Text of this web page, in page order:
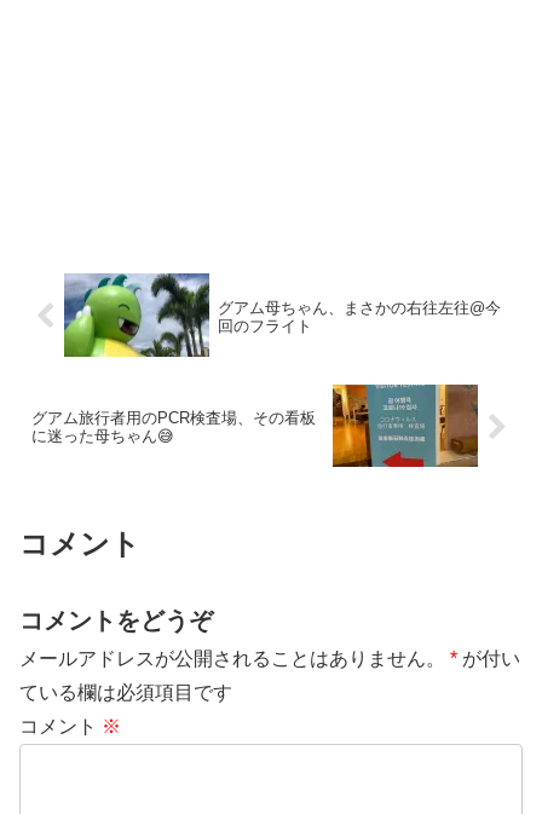
グアム母ちゃん、まさかの右往左往@今
回のフライト
グアム旅行者用のPCR検査場、その看板
に迷った母ちゃん😅
コメント
コメントをどうぞ
メールアドレスが公開されることはありません。 * が付い
ている欄は必須項目です
コメント ※